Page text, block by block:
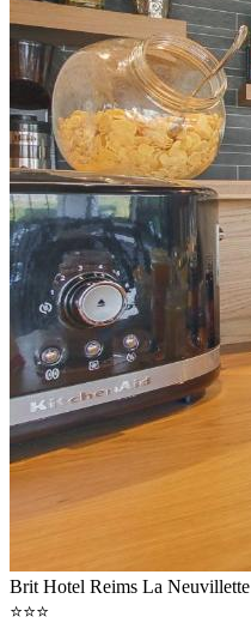
Brit Hotel Reims La Neuvillette
⭐⭐⭐